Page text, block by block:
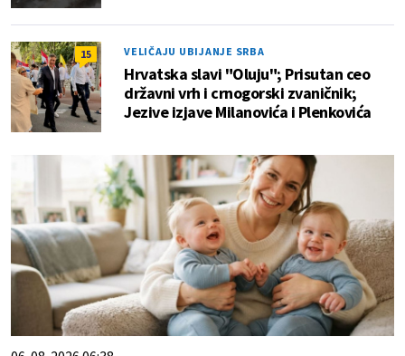
15 VELIČAJU UBIJANJE SRBA
Hrvatska slavi "Oluju"; Prisutan ceo
državni vrh i crnogorski zvaničnik;
Jezive izjave Milanovića i Plenkovića